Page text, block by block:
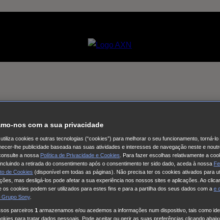
vezes?
nos com a sua privacidade
cookies e outras tecnologias (“cookies”) para melhorar o seu funcionamento, torná-
lhe publicidade baseada nas suas atividades e interesses de navegação neste e
a nossa Política de Privacidade e Cookies . Para fazer escolhas relativamente a
a retirada do consentimento após o consentimento ter sido dado, aceda à nossa
de Cookies (disponível em todas as páginas). Não precisa ter os cookies ativados para
mas desligá-los pode afetar a sua experiência nos nossos sites e aplicações. Ao
os cookies podem ser utilizados para estes fins e para a partilha dos seus dados com a e
Sony.
parceiros 1 armazenamos e/ou acedemos a informações num dispositivo, tais como
para tratar dados pessoais. Pode aceitar ou gerir as suas preferências clicando